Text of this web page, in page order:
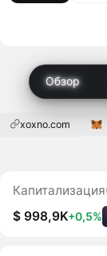
Обзор
xoxno.com
Капитализация
$ 998,9K+0,5%